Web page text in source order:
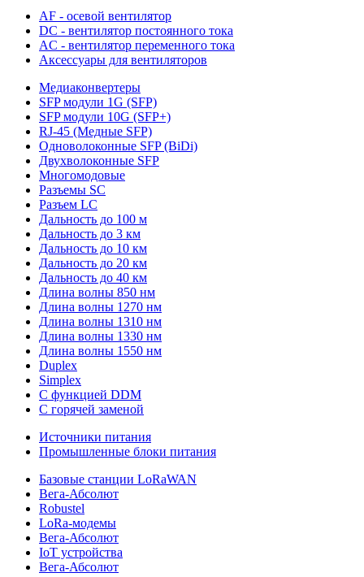
AF - осевой вентилятор
DC - вентилятор постоянного тока
AC - вентилятор переменного тока
Аксессуары для вентиляторов
Медиаконвертеры
SFP модули 1G (SFP)
SFP модули 10G (SFP+)
RJ-45 (Медные SFP)
Одноволоконные SFP (BiDi)
Двухволоконные SFP
Многомодовые
Разъемы SC
Разъем LC
Дальность до 100 м
Дальность до 3 км
Дальность до 10 км
Дальность до 20 км
Дальность до 40 км
Длина волны 850 нм
Длина волны 1270 нм
Длина волны 1310 нм
Длина волны 1330 нм
Длина волны 1550 нм
Duplex
Simplex
С функцией DDM
С горячей заменой
Источники питания
Промышленные блоки питания
Базовые станции LoRaWAN
Вега-Абсолют
Robustel
LoRa-модемы
Вега-Абсолют
IoT устройства
Вега-Абсолют